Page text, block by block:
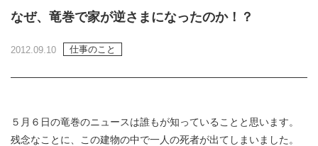
なぜ、竜巻で家が逆さまになったのか！？
2012.09.10 仕事のこと
５月６日の竜巻のニュースは誰もが知っていることと思います。
残念なことに、この建物の中で一人の死者が出てしまいました。